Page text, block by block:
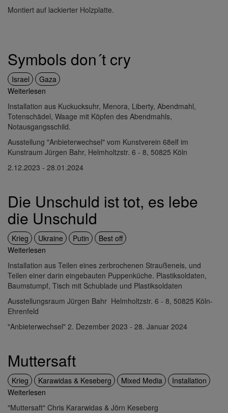
Montiert auf lackierter Holzplatte.
Symbols don´t cry
Israel
Gaza
Weiterlesen
Symbols
don
´t
cry
Installation aus Kuckucksuhr, Menora, Liberty, Abendmahl,
Totenschädel, Waage mit Köpfen des Abendmahls,
Notausgangsschild.
Ausstellung "Anbieterwechsel" vom Kunstverein 68elf im
Kunstraum Jürgen Bahr, Helmholtzstr. 6 - 8, 50825 Köln
2.12.2023 - 28.01.2024
Die Unschuld ist tot, es lebe
die Unschuld
Krieg Ukraine Putin
Best off
Weiterlesen
Unschuld
ist
tot,
es
die
Unschuld
Installation aus Teilen eines zerbrochenen Straußeneis, und
Teilen einer darin eingebauten Puppenküche. Plastiksoldaten,
Baumstumpf, Tisch mit Schublade und Plastiksoldaten
Ausstellungsraum Jürgen Bahr Helmholtzstr. 6 - 8, 50825 Köln-
Ehrenfeld
"Anbieterwechsel" 2. Dezember 2023 - 28. Januar 2024
Muttersaft
Krieg Karawidas & Keseberg Mixed Media
Installation
Weiterlesen
Muttersaft
"Muttersaft" Chris Kararwidas & Jörn Keseberg